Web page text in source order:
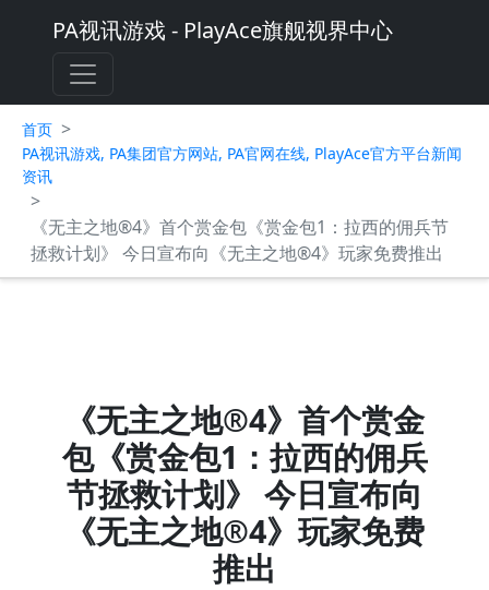
PA视讯游戏 - PlayAce旗舰视界中心
首页 >
PA视讯游戏, PA集团官方网站, PA官网在线, PlayAce官方平台新闻
资讯
>
《无主之地®4》首个赏金包《赏金包1：拉西的佣兵节
拯救计划》 今日宣布向《无主之地®4》玩家免费推出
《无主之地®4》首个赏金
包《赏金包1：拉西的佣兵
节拯救计划》 今日宣布向
《无主之地®4》玩家免费
推出